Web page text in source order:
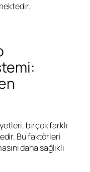
birçok farklı
Bu faktörleri
daha sağlıklı